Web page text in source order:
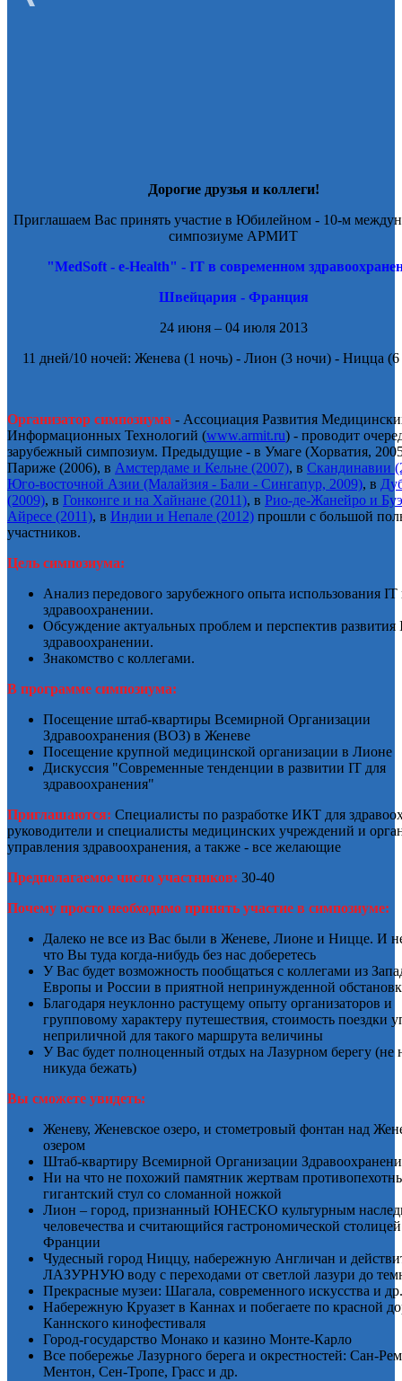
Дорогие друзья и коллеги!
Приглашаем Вас принять участие в Юбилейном - 10-м
симпозиуме АРМИТ
"MedSoft - e-Health" - IT в современном
Швейцария - Франция
24 июня – 04 июля 2013
11 дней/10 ночей: Женева (1 ночь) - Лион (3 ночи) - Ницца (6
Организатор симпозиума - Ассоциация Развития
Информационных Технологий (www.armit.ru) - проводит
зарубежный симпозиум. Предыдущие - в Умаге (Хорватия,
Париже (2006), в Амстердаме и Кельне (2007), в Скандинавии
Юго-восточной Азии (Малайзия - Бали - Сингапур, 2009), в
(2009), в Гонконге и на Хайнане (2011), в Рио-де-Жанейро и
Айресе (2011), в Индии и Непале (2012) прошли с большой
участников.
Цель симпозиума:
Анализ передового зарубежного опыта использования IT
здравоохранении.
Обсуждение актуальных проблем и перспектив развития
здравоохранении.
Знакомство с коллегами.
В программе симпозиума:
Посещение штаб-квартиры Всемирной Организации
Здравоохранения (ВОЗ) в Женеве
Посещение крупной медицинской организации в Лионе
Дискуссия "Современные тенденции в развитии IT для
здравоохранения"
Приглашаются: Специалисты по разработке ИКТ для
руководители и специалисты медицинских учреждений и
управления здравоохранения, а также - все желающие
Предполагаемое число участников: 30-40
Почему просто необходимо принять участие в симпозиуме:
Далеко не все из Вас были в Женеве, Лионе и Ницце. И
что Вы туда когда-нибудь без нас доберетесь
У Вас будет возможность пообщаться с коллегами из
Европы и России в приятной непринужденной
Благодаря неуклонно растущему опыту организаторов и
групповому характеру путешествия, стоимость поездки
неприличной для такого маршрута величины
У Вас будет полноценный отдых на Лазурном берегу (не
никуда бежать)
Вы сможете увидеть:
Женеву, Женевское озеро, и стометровый фонтан над
озером
Штаб-квартиру Всемирной Организации
Ни на что не похожий памятник жертвам
гигантский стул со сломанной ножкой
Лион – город, признанный ЮНЕСКО культурным
человечества и считающийся гастрономической столицей
Франции
Чудесный город Ниццу, набережную Англичан и
ЛАЗУРНУЮ воду с переходами от светлой лазури до
Прекрасные музеи: Шагала, современного искусства и др.
Набережную Круазет в Каннах и побегаете по красной
Каннского кинофестиваля
Город-государство Монако и казино Монте-Карло
Все побережье Лазурного берега и окрестностей: Сан-
Ментон, Сен-Тропе, Грасс и др.